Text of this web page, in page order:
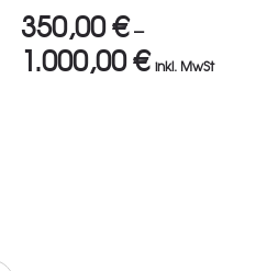
350,00€–
1.000,00€ inkl. MwSt